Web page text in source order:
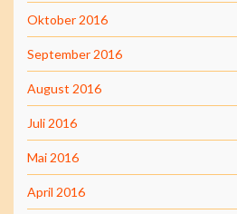
Oktober 2016
September 2016
August 2016
Juli 2016
Mai 2016
April 2016